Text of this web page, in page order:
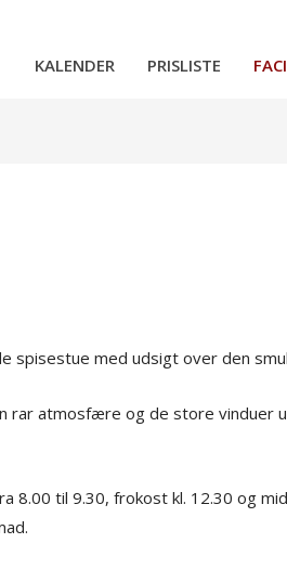
KALENDER PRISLISTE
spisestue med udsigt over den
rar atmosfære og de store vinduer
8.00 til 9.30, frokost kl. 12.30 og